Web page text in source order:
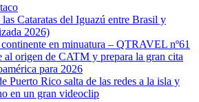
Cataratas del Iguazú entre Brasil y
2026)
en minuatura – QTRAVEL nº61
al origen de CATM y prepara la gran cita
para 2026
Puerto Rico salta de las redes a la isla y
en un gran videoclip